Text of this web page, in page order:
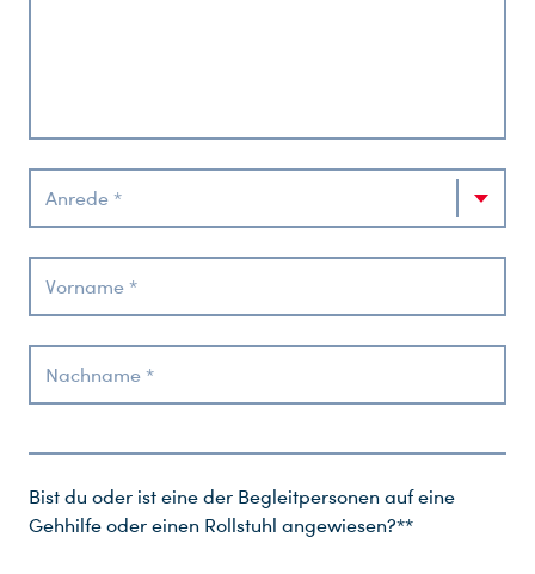
Anrede *
Vorname *
Nachname *
Bist du oder ist eine der Begleitpersonen auf eine
Gehhilfe oder einen Rollstuhl angewiesen?**